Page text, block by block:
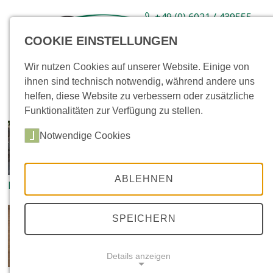
+49 (0) 6021 / 439555-
Sortiment Neuware Aktionsartikel
Bodenplatten Sockel
COOKIE EINSTELLUNGEN
Wir nutzen Cookies auf unserer Website. Einige von
ihnen sind technisch notwendig, während andere uns
helfen, diese Website zu verbessern oder zusätzliche
Funktionalitäten zur Verfügung zu stellen.
Notwendige Cookies
ABLEHNEN
SPEICHERN
Details anzeigen